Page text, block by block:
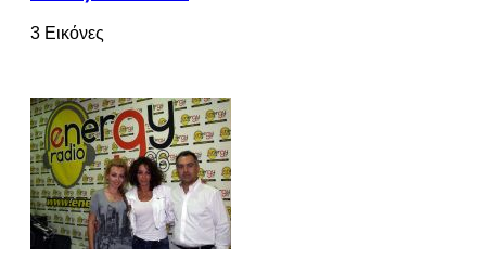
3 Εικόνες